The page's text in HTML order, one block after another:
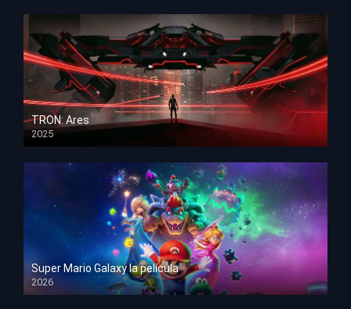
TRON: Ares
2025
HD 1080p
Super Mario Galaxy la película
2026
HD 1080p